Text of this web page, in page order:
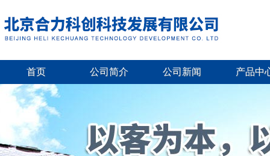
首页 公司简介 公司新闻 产品中